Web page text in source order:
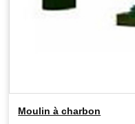
Moulin à charbon